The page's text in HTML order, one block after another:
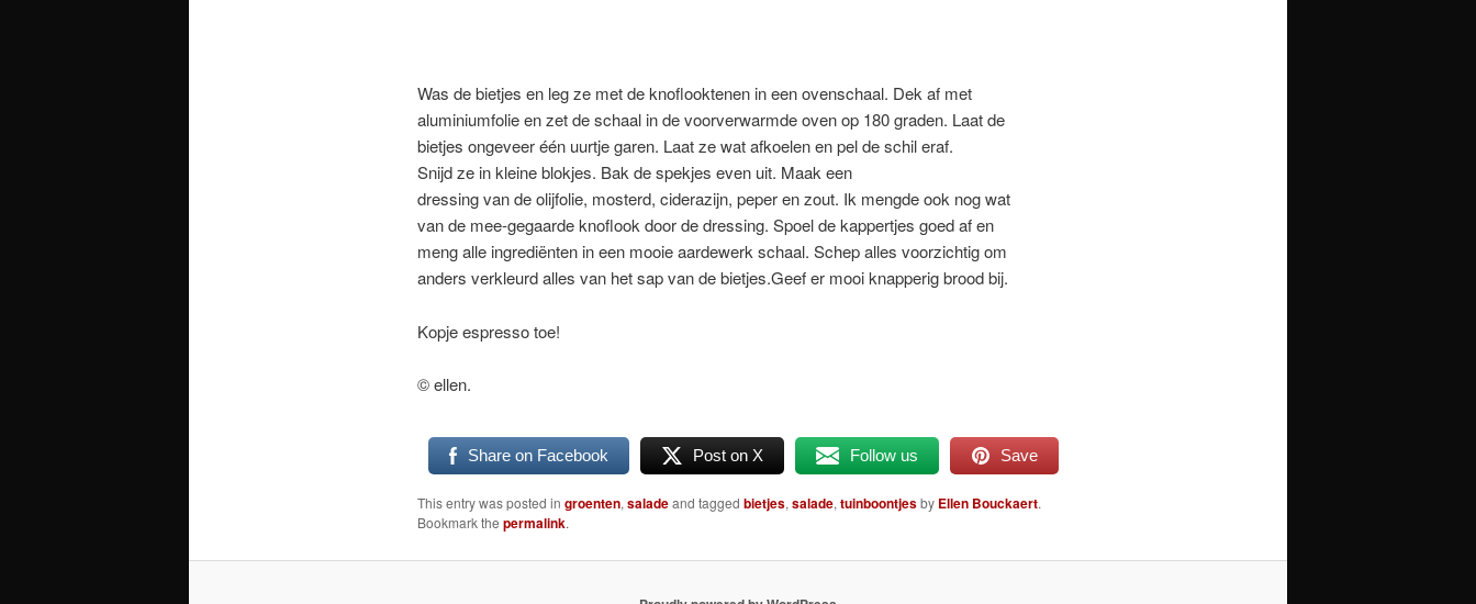
Was de bietjes en leg ze met de knoflooktenen in een ovenschaal. Dek af met
aluminiumfolie en zet de schaal in de voorverwarmde oven op 180 graden. Laat de
bietjes ongeveer één uurtje garen. Laat ze wat afkoelen en pel de schil eraf.
Snijd ze in kleine blokjes. Bak de spekjes even uit. Maak een
dressing van de olijfolie, mosterd, ciderazijn, peper en zout. Ik mengde ook nog wat
van de mee-gegaarde knoflook door de dressing. Spoel de kappertjes goed af en
meng alle ingrediënten in een mooie aardewerk schaal. Schep alles voorzichtig om
anders verkleurd alles van het sap van de bietjes.Geef er mooi knapperig brood bij.
Kopje espresso toe!
© ellen.
Share on Facebook Post on X Follow us Save
This entry was posted in groenten, saladeand tagged bietjes, salade, tuinboontjesby Ellen Bouckaert.
Bookmark the permalink.